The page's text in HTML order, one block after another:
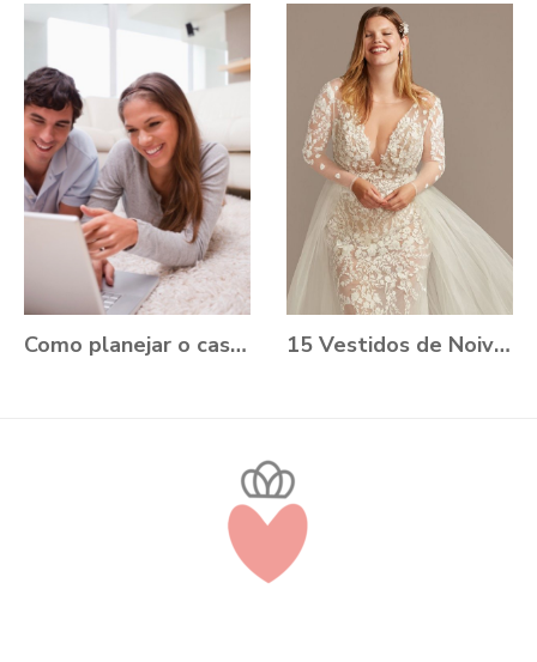
Como planejar o casamento durante a Pandemia? 15 Vestidos de Noiva Plus Size para você se apaixonar